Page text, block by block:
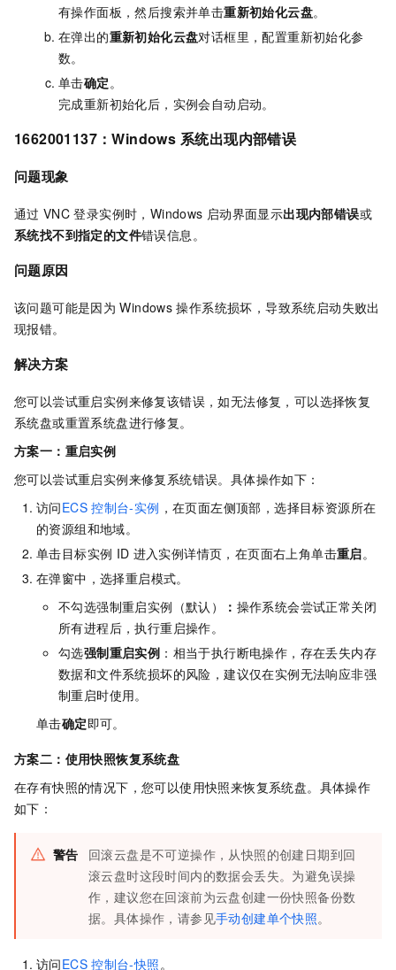
有操作面板，然后搜索并单击重新初始化云盘。
在弹出的重新初始化云盘对话框里，配置重新初始化参
数。
单击确定。
完成重新初始化后，实例会自动启动。
1662001137：Windows 系统出现内部错误
问题现象
通过 VNC 登录实例时，Windows 启动界面显示出现内部错误或
系统找不到指定的文件错误信息。
问题原因
该问题可能是因为 Windows 操作系统损坏，导致系统启动失败出
现报错。
解决方案
您可以尝试重启实例来修复该错误，如无法修复，可以选择恢复
系统盘或重置系统盘进行修复。
方案一：重启实例
您可以尝试重启实例来修复系统错误。具体操作如下：
访问ECS 控制台-实例 ，在页面左侧顶部，选择目标资源所在
的资源组和地域。
单击目标实例 ID 进入实例详情页，在页面右上角单击重启。
在弹窗中，选择重启模式。
不勾选强制重启实例（默认）
： 操作系统会尝试正常关闭
所有进程后，执行重启操作。
勾选强制重启实例 ：相当于执行断电操作，存在丢失内存
数据和文件系统损坏的风险，建议仅在实例无法响应非强
制重启时使用。
单击确定即可。
方案二：使用快照恢复系统盘
在存有快照的情况下，您可以使用快照来恢复系统盘。具体操作
如下：
警告
回滚云盘是不可逆操作，从快照的创建日期到回
滚云盘时这段时间内的数据会丢失。为避免误操
作，建议您在回滚前为云盘创建一份快照备份数
据。具体操作，请参见手动创建单个快照。
访问ECS 控制台-快照 。